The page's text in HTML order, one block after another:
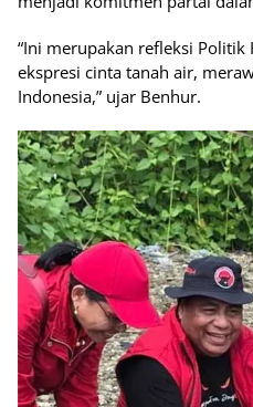
“Ini merupakan refleksi Politik
ekspresi cinta tanah air,
Indonesia,” ujar Benhur.